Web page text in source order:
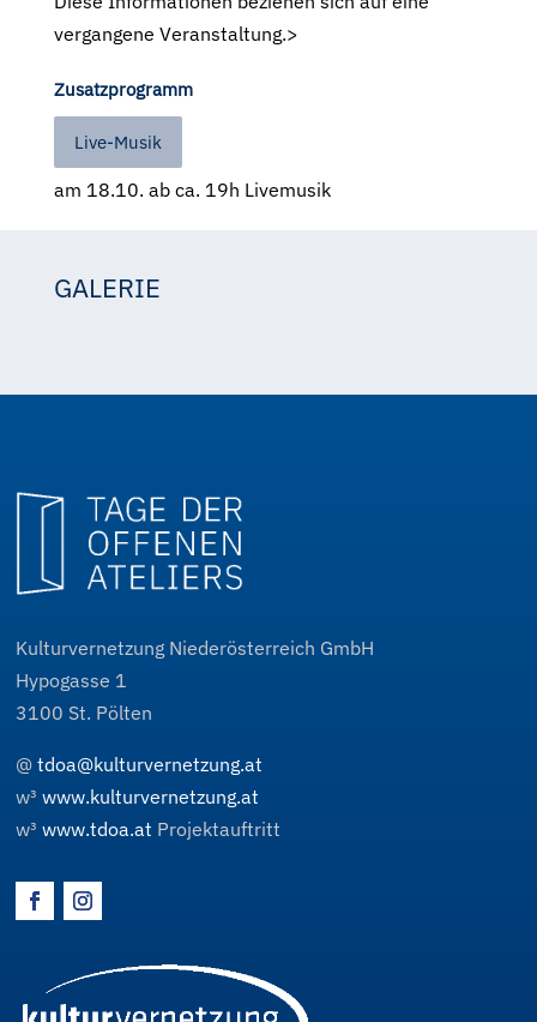
vergangene Veranstaltung.>
Zusatzprogramm
Live-Musik
am 18.10. ab ca. 19h Livemusik
GALERIE
Kulturvernetzung Niederösterreich GmbH
Hypogasse 1
3100 St. Pölten
@tdoa@kulturvernetzung.at
w³www.kulturvernetzung.at
w³www.tdoa.at Projektauftritt